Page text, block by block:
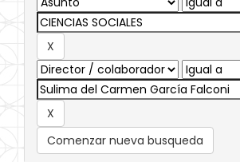
Comenzar nueva busqueda